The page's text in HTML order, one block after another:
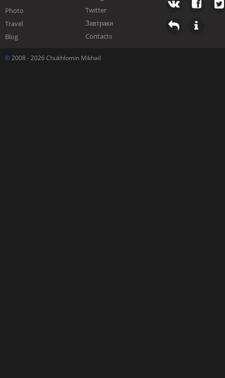
Photo
Travel
Blog
Twitter
Завтраки
Contacts
© 2008 - 2026 Chukhlomin Mikhail